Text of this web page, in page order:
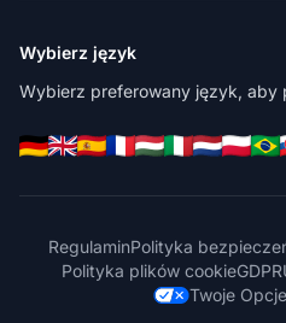
Wybierz język
Wybierz preferowany język, aby
RegulaminPolityka
Polityka plików cookieGDPR
Twoje